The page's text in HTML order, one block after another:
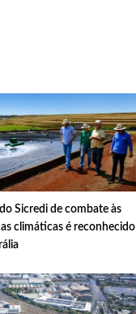
Sicredi de combate às
climáticas é reconhecido